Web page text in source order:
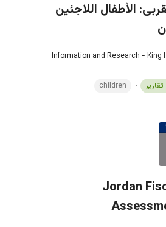
الأطفال اللاجئين
Information and Research - King
children
Jordan